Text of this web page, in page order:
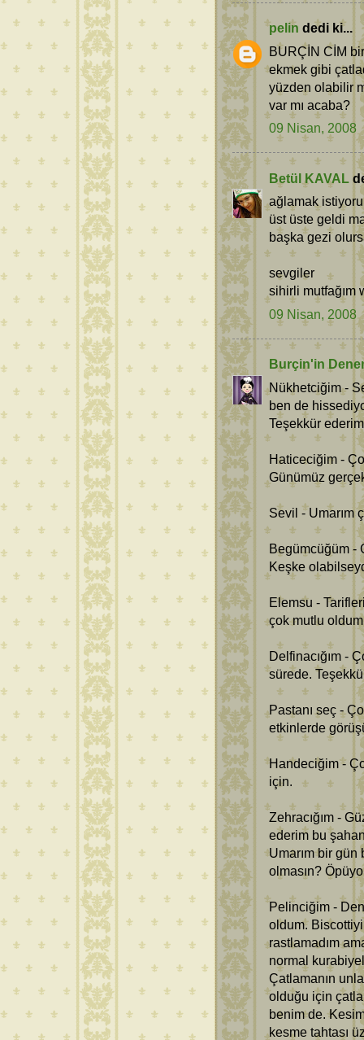
pelin dedi ki...
BURÇİN CİM
ekmek gibi
yüzden olabilir
var mı acaba?
09 Nisan, 2008
Betül KAVAL
ağlamak
üst üste geldi
başka gezi
sevgiler
sihirli mutfağım
09 Nisan, 2008
Burçin'in
Nükhetciğim -
ben de
Teşekkür
Haticeciğim -
Günümüz
Sevil - Umarım
Begümcüğüm -
Keşke
Elemsu -
çok mutlu
Delfinacığım -
sürede.
Pastanı seç -
etkinlerde
Handeciğim -
için.
Zehracığım -
ederim bu
Umarım bir gün
olmasın?
Pelinciğim -
oldum.
rastlamadım
normal
Çatlamanın
olduğu için
benim de.
kesme tahtası